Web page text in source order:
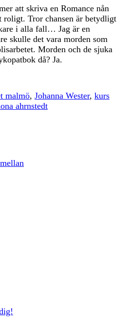
att skriva en Romance nån
roligt. Tror chansen är betydligt
i alla fall… Jag är en
skulle det vara morden som
Morden och de sjuka
då? Ja.
malmö, Johanna Wester, kurs
ahrnstedt